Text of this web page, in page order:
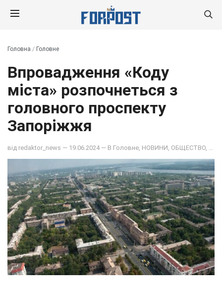
Головна / Головне
Впровадження «Коду
міста» розпочнеться з
головного проспекту
Запоріжжя
від redaktor_news — 19.06.2024 — В Головне НОВИНИ ОБЩЕСТВО